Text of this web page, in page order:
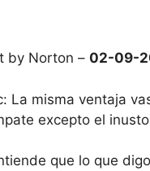
by Norton – 02-09-
La misma ventaja
excepto el
que lo que